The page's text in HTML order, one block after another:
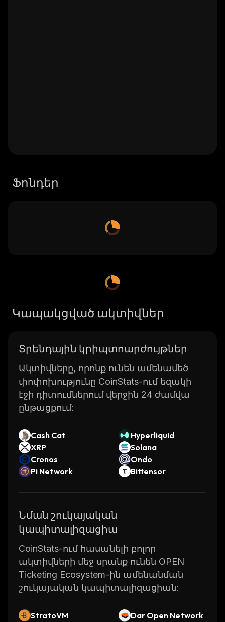
Ֆոնդեր
Կապակցված ակտիվներ
Տրենդային կրիպտոարժույթներ
Ակտիվները, որոնք ունեն ամենամեծ
փոփոխությունը CoinStats-ում եզակի
էջի դիտումներում վերջին 24 ժամվա
ընթացքում:
Cash Cat
Hyperliquid
XRP
Solana
Cronos
Ondo
Pi Network
Bittensor
Նման շուկայական
կապիտալիզացիա
CoinStats-ում հասանելի բոլոր
ակտիվների մեջ սրանք ունեն OPEN
Ticketing Ecosystem-ին ամենանման
շուկայական կապիտալիզացիան:
StratoVM
Dar Open Network